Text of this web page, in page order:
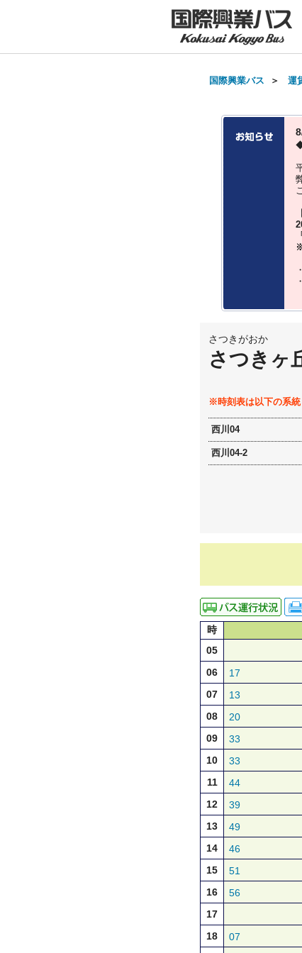
国際興業バス ＞ 運
さつきがおか
さつきヶ
※時刻表は以下の系統
西川04
西川04-2
時
05
06
17
07
13
08
20
09
33
10
33
11
44
12
39
13
49
14
46
15
51
16
56
17
18
07